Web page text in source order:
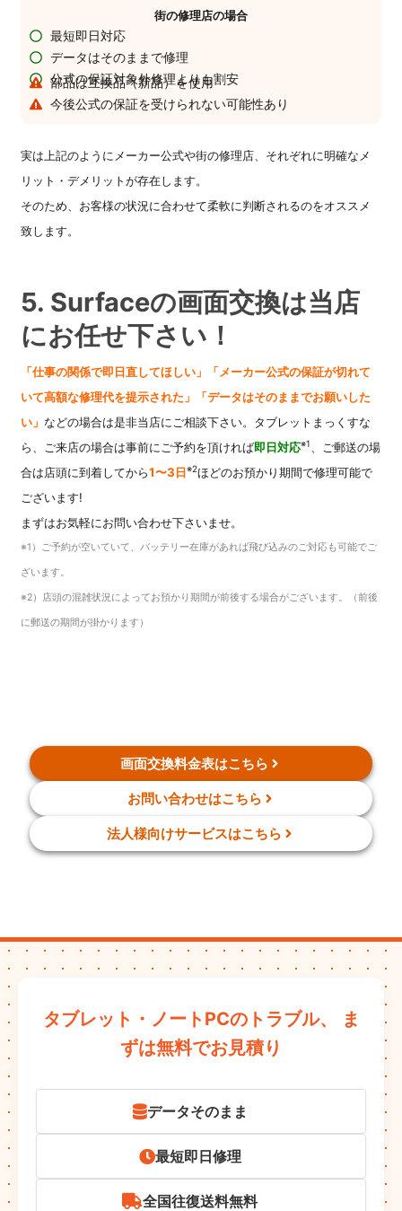
街の修理店の場合
最短即日対応
データはそのままで修理
公式の保証対象外修理よりも割安
部品は互換品（新品）を使用
今後公式の保証を受けられない可能性あり
実は上記のようにメーカー公式や街の修理店、それぞれに明確なメ
リット・デメリットが存在します。
そのため、お客様の状況に合わせて柔軟に判断されるのをオススメ
致します。
5. Surfaceの画面交換は当店
にお任せ下さい！
「仕事の関係で即日直してほしい」
「メーカー公式の保証が切れて
いて高額な修理代を提示された」「データはそのままでお願いした
い」 などの場合は是非当店にご相談下さい。タブレットまっくすな
ら、ご来店の場合は事前にご予約を頂ければ即日対応※1
、ご郵送の場
合は店頭に到着してから1〜3日※2ほどのお預かり期間で修理可能で
ございます!
まずはお気軽にお問い合わせ下さいませ。
※1）ご予約が空いていて、バッテリー在庫があれば飛び込みのご対応も可能でご
ざいます。
※2）店頭の混雑状況によってお預かり期間が前後する場合がございます。（前後
に郵送の期間が掛かります）
画面交換料金表はこちら
お問い合わせはこちら
法人様向けサービスはこちら
タブレット・ノートPCのトラブル、
ま
ずは無料でお見積り
データそのまま
最短即日修理
全国往復送料無料